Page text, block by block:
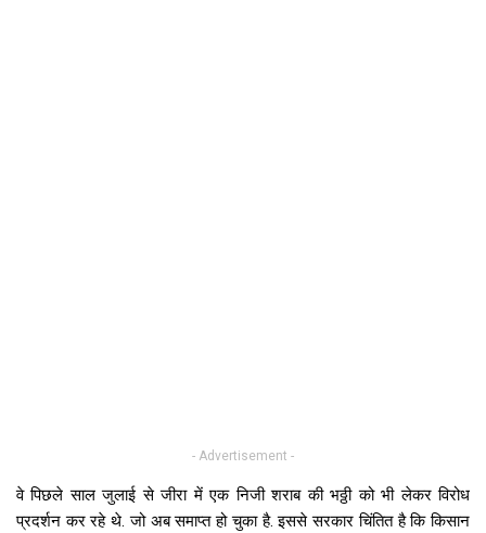
- Advertisement -
वे पिछले साल जुलाई से जीरा में एक निजी शराब की भठ्ठी को भी लेकर विरोध
प्रदर्शन कर रहे थे. जो अब समाप्त हो चुका है. इससे सरकार चिंतित है कि किसान